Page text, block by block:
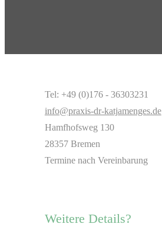
Tel: +49 (0)176 - 36303231
info@praxis-dr-katjamenges.de
Hamfhofsweg 130
28357 Bremen
Termine nach Vereinbarung
Weitere Details?